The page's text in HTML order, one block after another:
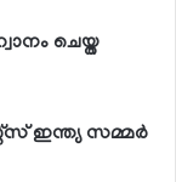
ചെയ്ത
ഇന്ത്യ സമ്മര്‍